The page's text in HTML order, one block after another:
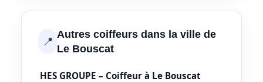
📍 Autres coiffeurs dans la ville de
Le Bouscat
HES GROUPE – Coiffeur à Le Bouscat